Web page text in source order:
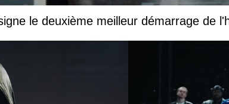
le deuxième meilleur démarrage de